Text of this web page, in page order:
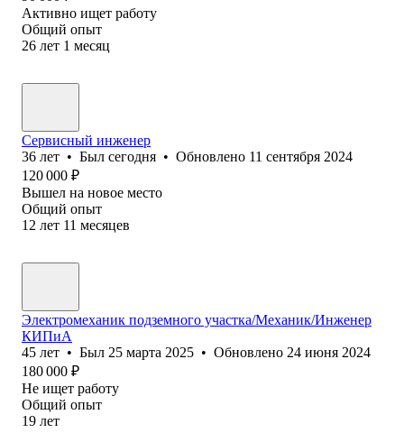
Активно ищет работу
Общий опыт
26 лет 1 месяц
Сервисный инженер
36 лет • Был сегодня • Обновлено 11 сентября 2024
120 000 ₽
Вышел на новое место
Общий опыт
12 лет 11 месяцев
Электромеханик подземного участка/Механик/Инженер
КИПиА
45 лет • Был 25 марта 2025 • Обновлено 24 июня 2024
180 000 ₽
Не ищет работу
Общий опыт
19 лет